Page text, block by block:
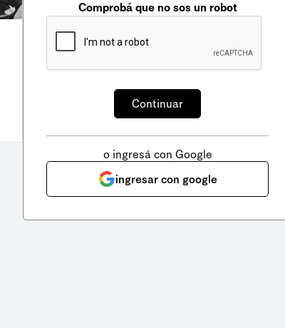
Comprobá que no sos un robot
o ingresá con Google
ingresar con google